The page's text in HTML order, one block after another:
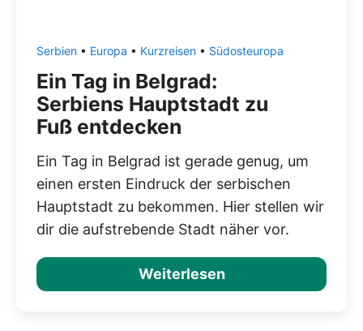
Serbien • Europa • Kurzreisen • Südosteuropa
Ein Tag in Belgrad:
Serbiens Hauptstadt zu
Fuß entdecken
Ein Tag in Belgrad ist gerade genug, um
einen ersten Eindruck der serbischen
Hauptstadt zu bekommen. Hier stellen wir
dir die aufstrebende Stadt näher vor.
Weiterlesen